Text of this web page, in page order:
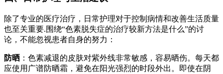
除了专业的医疗治疗，日常护理对于控制病情和改善生活质量
也至关重要.围绕“色素脱失症的治疗较新方法是什么”的讨
论，不能忽视患者自身的努力：
防晒 ：色素减退的皮肤对紫外线非常敏感，容易晒伤。每天都
应使用广谱防晒霜，避免在阳光强烈的时段外出。即使在阴